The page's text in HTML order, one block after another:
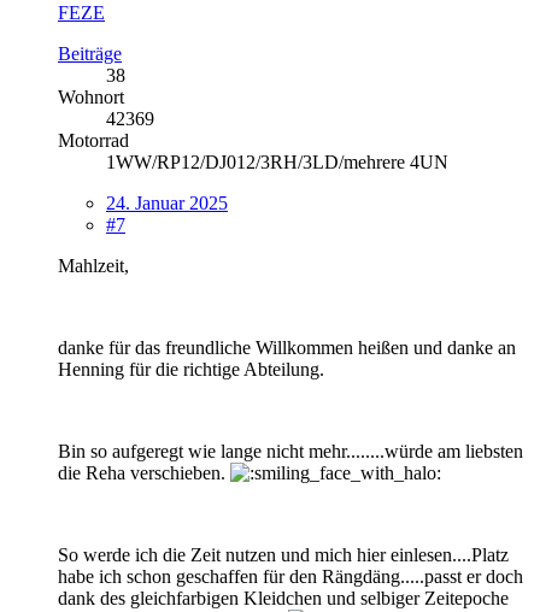
FEZE
Beiträge
38
Wohnort
42369
Motorrad
1WW/RP12/DJ012/3RH/3LD/mehrere 4UN
24. Januar 2025
#7
Mahlzeit,
danke für das freundliche Willkommen heißen und danke an
Henning für die richtige Abteilung.
Bin so aufgeregt wie lange nicht mehr........würde am liebsten
die Reha verschieben.
So werde ich die Zeit nutzen und mich hier einlesen....Platz
habe ich schon geschaffen für den Rängdäng.....passt er doch
dank des gleichfarbigen Kleidchen und selbiger Zeitepoche